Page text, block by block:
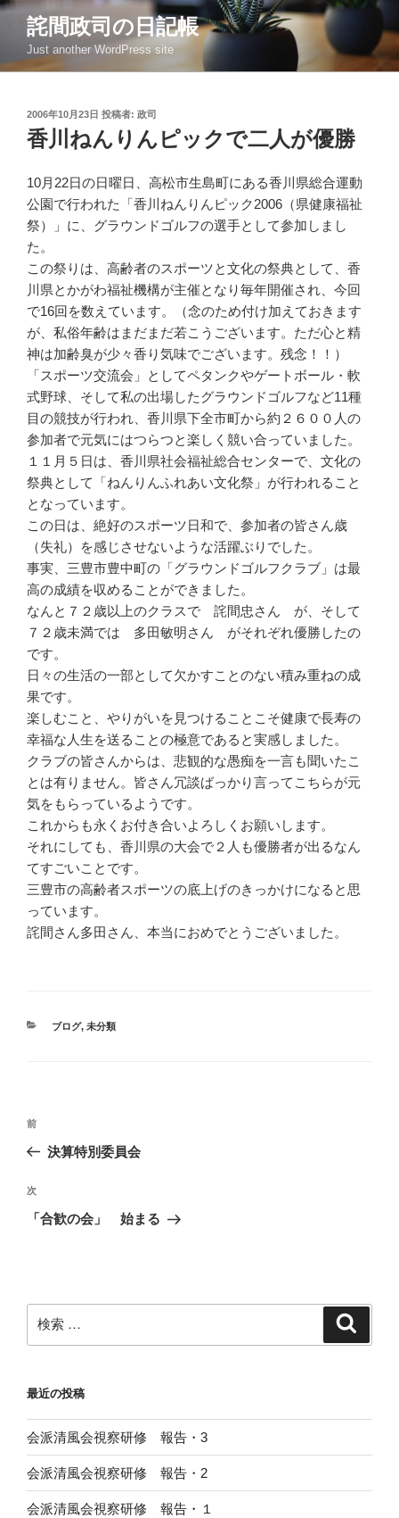
コ
ン
詫間政司の日記帳
Just another WordPress site
投
稿
日:
2006年10月23日 投稿者: 政司
香川ねんりんピックで二人が優勝
10月22日の日曜日、高松市生島町にある香川県総合運動
公園で行われた「香川ねんりんピック2006（県健康福祉
祭）」に、グラウンドゴルフの選手として参加しまし
た。
この祭りは、高齢者のスポーツと文化の祭典として、香
川県とかがわ福祉機構が主催となり毎年開催され、今回
で16回を数えています。（念のため付け加えておきます
が、私俗年齢はまだまだ若こうございます。ただ心と精
神は加齢臭が少々香り気味でございます。残念！！）
「スポーツ交流会」としてペタンクやゲートボール・軟
式野球、そして私の出場したグラウンドゴルフなど11種
目の競技が行われ、香川県下全市町から約２６００人の
参加者で元気にはつらつと楽しく競い合っていました。
１１月５日は、香川県社会福祉総合センターで、文化の
祭典として「ねんりんふれあい文化祭」が行われること
となっています。
この日は、絶好のスポーツ日和で、参加者の皆さん歳
（失礼）を感じさせないような活躍ぶりでした。
事実、三豊市豊中町の「グラウンドゴルフクラブ」は最
高の成績を収めることができました。
なんと７２歳以上のクラスで 詫間忠さん が、そして
７２歳未満では 多田敏明さん がそれぞれ優勝したの
です。
日々の生活の一部として欠かすことのない積み重ねの成
果です。
楽しむこと、やりがいを見つけることこそ健康で長寿の
幸福な人生を送ることの極意であると実感しました。
クラブの皆さんからは、悲観的な愚痴を一言も聞いたこ
とは有りません。皆さん冗談ばっかり言ってこちらが元
気をもらっているようです。
これからも永くお付き合いよろしくお願いします。
それにしても、香川県の大会で２人も優勝者が出るなん
てすごいことです。
三豊市の高齢者スポーツの底上げのきっかけになると思
っています。
詫間さん多田さん、本当におめでとうございました。
カ
ブログ, 未分類
投
ビ
ゲ
ン
過
去
投
稿
前
決算特別委員会
次
の
次
「合歓の会」 始まる
検
索:
最近の投稿
会派清風会視察研修 報告・3
会派清風会視察研修 報告・2
会派清風会視察研修 報告・１